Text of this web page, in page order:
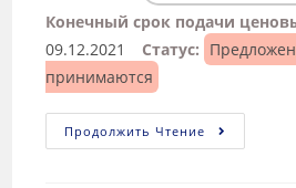
Конечный срок подачи
09.12.2021
Статус:
принимаются
Продолжить Чтение